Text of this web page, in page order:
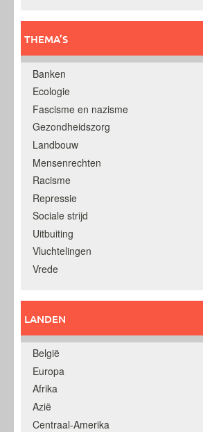
THEMA’S
Banken
Ecologie
Fascisme en nazisme
Gezondheidszorg
Landbouw
Mensenrechten
Racisme
Repressie
Sociale strijd
Uitbuiting
Vluchtelingen
Vrede
LANDEN
België
Europa
Afrika
Azië
Centraal-Amerika